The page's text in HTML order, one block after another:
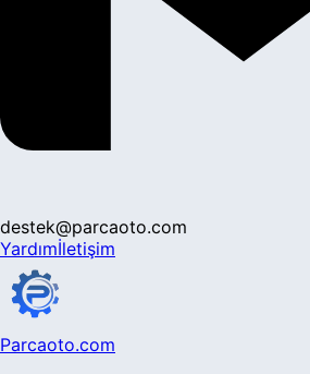
destek@parcaoto.com
Yardımİletişim
Parcaoto.com